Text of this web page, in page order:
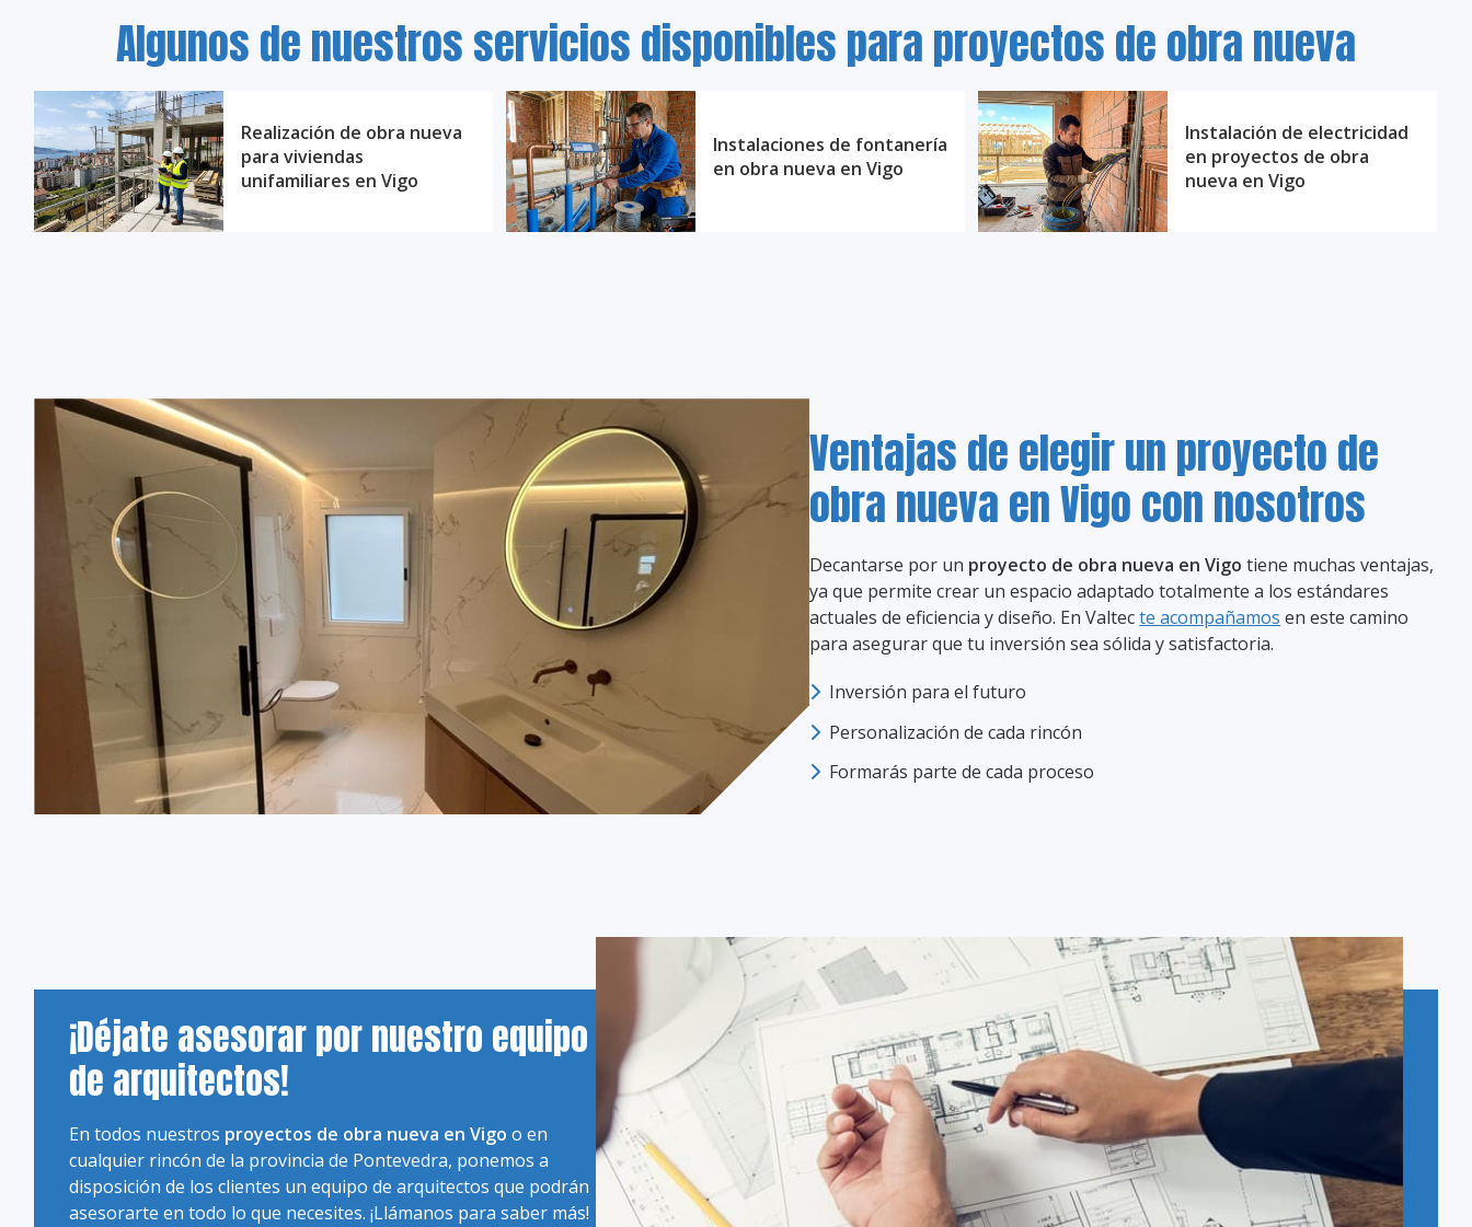
Algunos de nuestros servicios disponibles para proyectos de obra nueva
Realización de obra nueva
para viviendas
unifamiliares en Vigo
Instalaciones de fontanería
en obra nueva en Vigo
Instalación de electricidad
en proyectos de obra
nueva en Vigo
Ventajas de elegir un proyecto de
obra nueva en Vigo con nosotros
Decantarse por un proyecto de obra nueva en Vigo tiene muchas ventajas,
ya que permite crear un espacio adaptado totalmente a los estándares
actuales de eficiencia y diseño. En Valtecte acompañamos en este camino
para asegurar que tu inversión sea sólida y satisfactoria.
Inversión para el futuro
Personalización de cada rincón
Formarás parte de cada proceso
¡Déjate asesorar por nuestro equipo
de arquitectos!
En todos nuestros proyectos de obra nueva en Vigo o en
cualquier rincón de la provincia de Pontevedra, ponemos a
disposición de los clientes un equipo de arquitectos que podrán
asesorarte en todo lo que necesites. ¡Llámanos para saber más!